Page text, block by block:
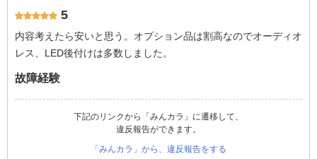
5
内容考えたら安いと思う。オプション品は割高なのでオーディオ
レス、LED後付けは多数しました。
故障経験
下記のリンクから「みんカラ」に遷移して、
違反報告ができます。
「みんカラ」から、違反報告をする